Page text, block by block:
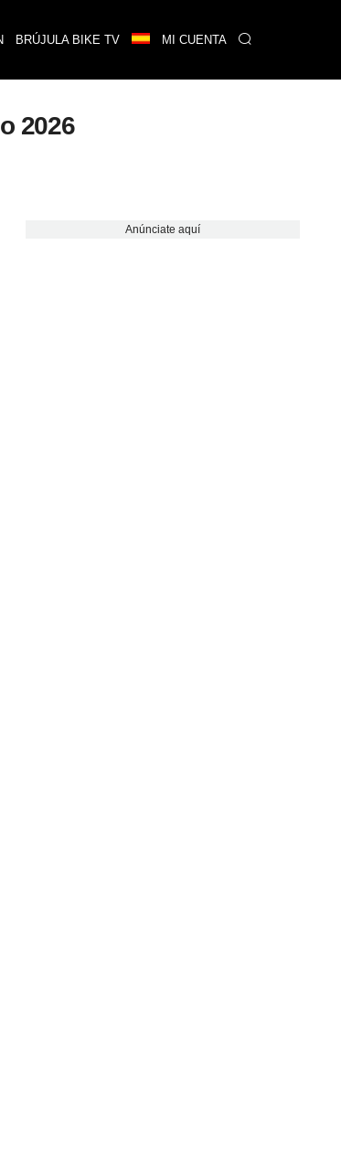
BRÚJULA BIKE TV MI CUENTA
2026
Anúnciate aquí